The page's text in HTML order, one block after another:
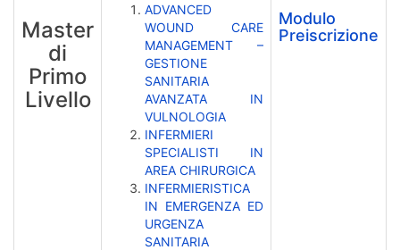
Master
di
Primo
Livello
ADVANCED
WOUND CARE
MANAGEMENT –
GESTIONE
SANITARIA
AVANZATA IN
VULNOLOGIA
INFERMIERI
SPECIALISTI IN
AREA CHIRURGICA
INFERMIERISTICA
IN EMERGENZA ED
URGENZA
SANITARIA
Modulo
Preiscrizione